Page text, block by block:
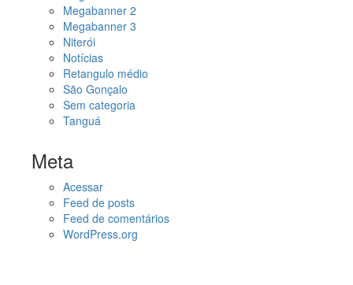
Megabanner 2
Megabanner 3
Niterói
Notícias
Retangulo médio
São Gonçalo
Sem categoria
Tanguá
Meta
Acessar
Feed de posts
Feed de comentários
WordPress.org